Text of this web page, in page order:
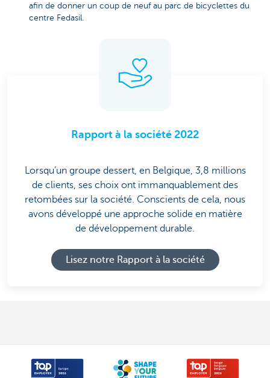
afin de donner un coup de neuf au parc de bicyclettes du
centre Fedasil.
Rapport à la société 2022
Lorsqu’un groupe dessert, en Belgique, 3,8 millions
de clients, ses choix ont immanquablement des
retombées sur la société. Conscients de cela, nous
avons développé une approche solide en matière
de développement durable.
Lisez notre Rapport à la société